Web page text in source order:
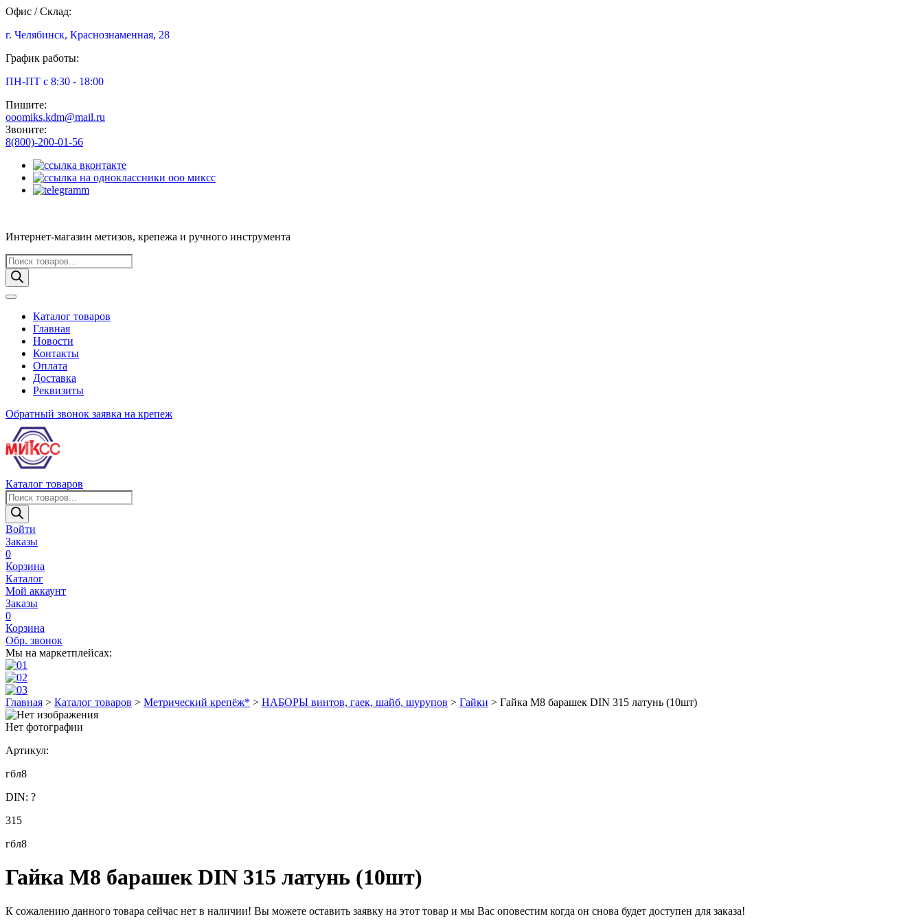
Офис / Склад:
г. Челябинск, Краснознаменная, 28
График работы:
ПН-ПТ с 8:30 - 18:00
Пишите:
ooomiks.kdm@mail.ru
Звоните:
8(800)-200-01-56
Интернет-магазин метизов, крепежа и ручного инструмента
Поиск
товаров
Каталог товаров
Главная
Новости
Контакты
Оплата
Доставка
Реквизиты
Обратный звонок заявка на крепеж
Каталог товаров
Поиск
товаров
Войти
Заказы
0
Корзина
Каталог
Мой аккаунт
Заказы
0
Корзина
Обр. звонок
Мы на маркетплейсах:
Главная > Каталог товаров > Метрический крепёж* > НАБОРЫ винтов, гаек, шайб, шурупов > Гайки > Гайка М8 барашек DIN 315 латунь (10шт)
Нет фотографии
Артикул:
гбл8
DIN: ?
315
гбл8
Гайка М8 барашек DIN 315 латунь (10шт)
К сожалению данного товара сейчас нет в наличии! Вы можете оставить заявку на этот товар и мы Вас оповестим когда он снова будет доступен для заказа!